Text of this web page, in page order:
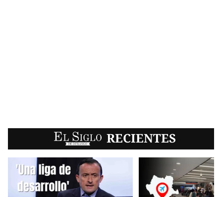
EL SIGLO RECIENTES